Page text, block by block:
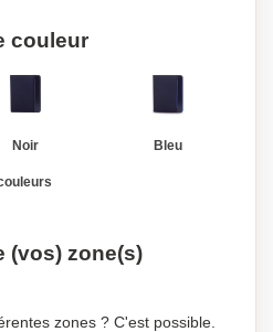
couleur
Noir Bleu
(vos) zone(s)
zones ? C'est possible.